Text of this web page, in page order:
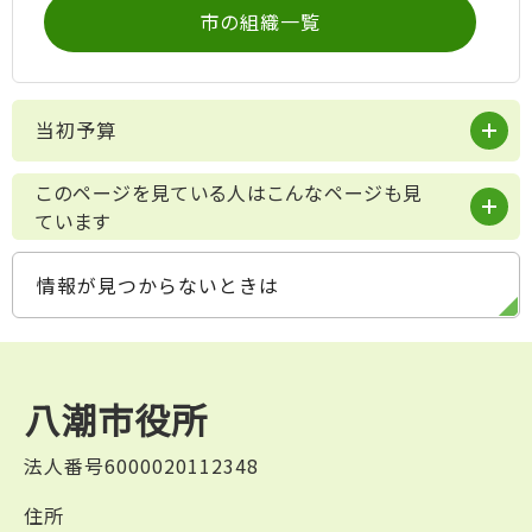
市の組織一覧
当初予算
このページを見ている人はこんなページも見
ています
情報が見つからないときは
八潮市役所
法人番号6000020112348
住所